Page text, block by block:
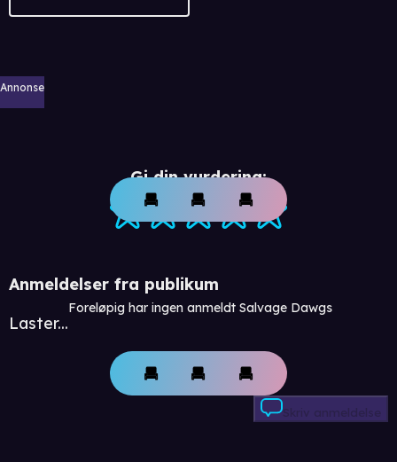
Annonse
Gi din vurdering:
Anmeldelser fra publikum
Laster...
Foreløpig har ingen anmeldt Salvage Dawgs
Skriv anmeldelse